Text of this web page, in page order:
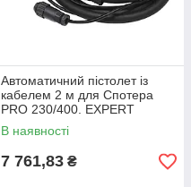
Автоматичний пістолет із
кабелем 2 м для Спотера
PRO 230/400. EXPERT
200/230/400 COMBI
230EPRO 057524
В наявності
7 761,83 ₴